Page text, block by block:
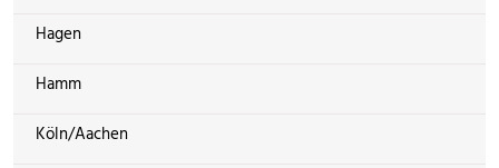
Hagen
Hamm
Köln/Aachen